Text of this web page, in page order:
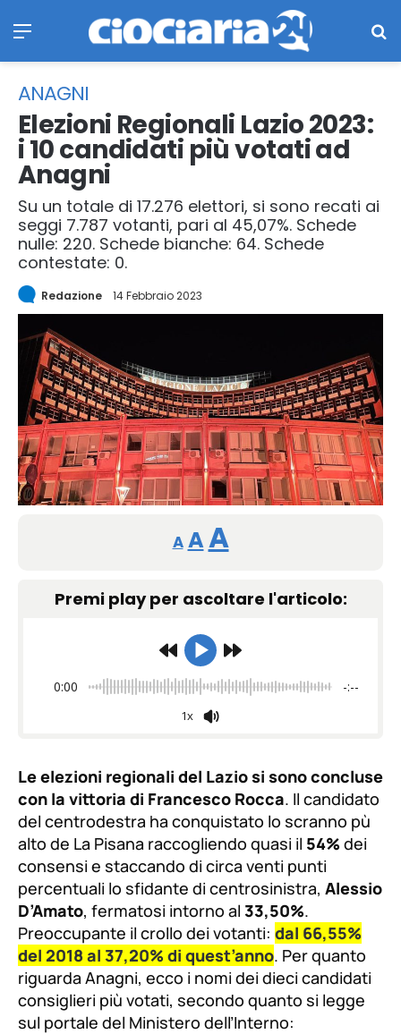
ANAGNI
Elezioni Regionali Lazio 2023:
i 10 candidati più votati ad
Anagni
Su un totale di 17.276 elettori, si sono recati ai
seggi 7.787 votanti, pari al 45,07%. Schede
nulle: 220. Schede bianche: 64. Schede
contestate: 0.
Redazione 14 Febbraio 2023
A
Reducir
tamaño
fuente.
A Restablecer
de
fuente
AAumentar
tamaño
fuente.
Premi play per ascoltare l'articolo:
0:00 -:--
1x
Le elezioni regionali del Lazio si sono concluse
con la vittoria di Francesco Rocca. Il candidato
del centrodestra ha conquistato lo scranno pù
alto de La Pisana raccogliendo quasi il 54% dei
consensi e staccando di circa venti punti
percentuali lo sfidante di centrosinistra, Alessio
D’Amato, fermatosi intorno al 33,50%.
Preoccupante il crollo dei votanti: dal 66,55%
del 2018 al 37,20% di quest’anno. Per quanto
riguarda Anagni, ecco i nomi dei dieci candidati
consiglieri più votati, secondo quanto si legge
sul portale del Ministero dell’Interno: